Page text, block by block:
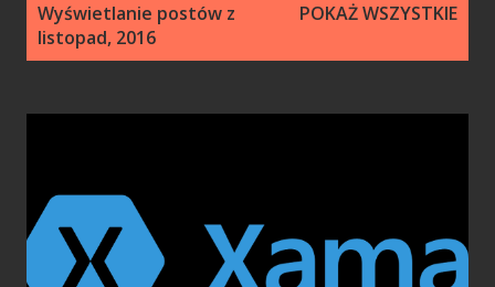
Wyświetlanie postów z
listopad, 2016
POKAŻ WSZYSTKIE